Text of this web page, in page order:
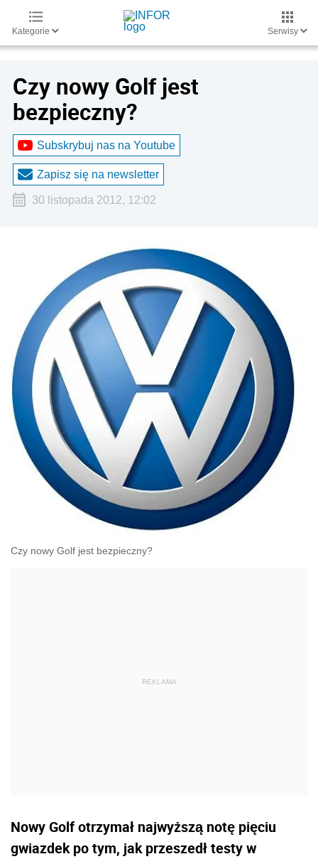
Kategorie Serwisy
Czy nowy Golf jest
bezpieczny?
Subskrybuj nas na Youtube
Zapisz się na newsletter
30 listopada 2012, 12:02
Czy nowy Golf jest bezpieczny?
Nowy Golf otrzymał najwyższą notę pięciu
gwiazdek po tym, jak przeszedł testy w